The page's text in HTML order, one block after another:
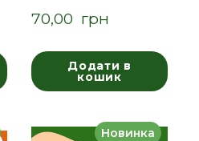
70,00  грн
Додати в
кошик
Новинка